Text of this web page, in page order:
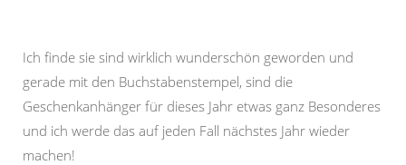
Ich finde sie sind wirklich wunderschön geworden und
gerade mit den Buchstabenstempel, sind die
Geschenkanhänger für dieses Jahr etwas ganz Besonderes
und ich werde das auf jeden Fall nächstes Jahr wieder
machen!